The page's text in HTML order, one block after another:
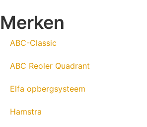
Merken
ABC-Classic
ABC Reoler Quadrant
Elfa opbergsysteem
Hamstra